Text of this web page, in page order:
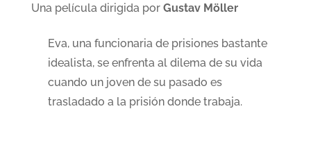
Una película dirigida por Gustav Möller
Eva, una funcionaria de prisiones bastante
idealista, se enfrenta al dilema de su vida
cuando un joven de su pasado es
trasladado a la prisión donde trabaja.